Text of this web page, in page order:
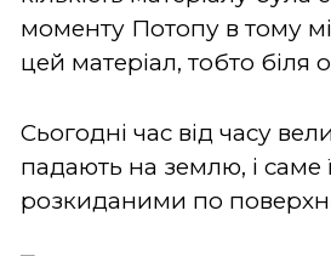
моменту Потопу в тому
цей матеріал, тобто біля
Сьогодні час від часу
падають на землю, і саме
розкиданими по